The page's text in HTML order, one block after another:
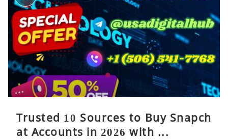
Trusted 10 Sources to Buy Snapch
at Accounts in 2026 with ...